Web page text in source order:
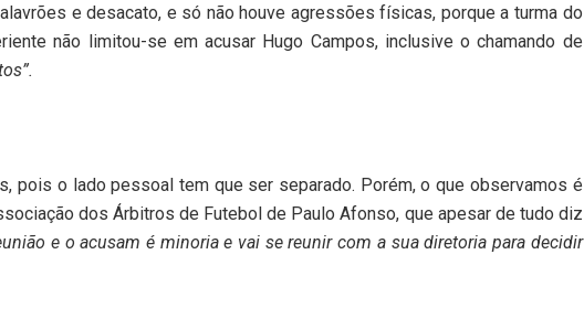
e desacato, e só não houve agressões físicas, porque a turma do
não limitou-se em acusar Hugo Campos, inclusive o chamando de
pois o lado pessoal tem que ser separado. Porém, o que observamos é
dos Árbitros de Futebol de Paulo Afonso, que apesar de tudo diz
e o acusam é minoria e vai se reunir com a sua diretoria para decidir